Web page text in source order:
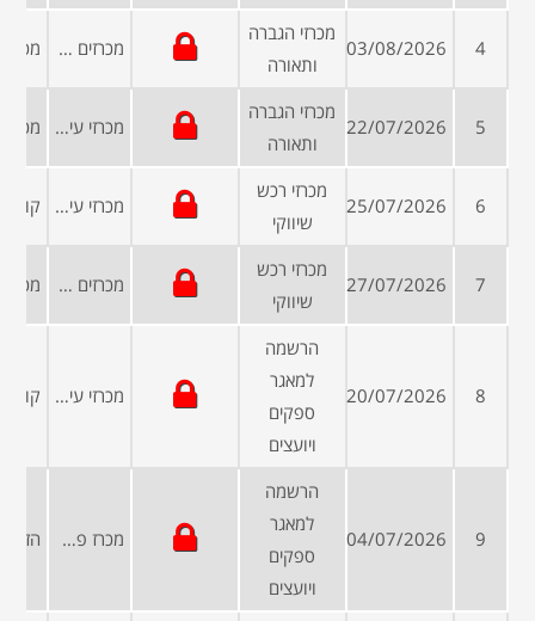
4
03/08/2026
מכרזי הגברה
ותאורה
מכרזים פומביים
5
22/07/2026
מכרזי הגברה
ותאורה
מכרזי עיריות ומועצות
6
25/07/2026
מכרזי רכש
שיווקי
מכרזי עיריות ומועצות
7
27/07/2026
מכרזי רכש
שיווקי
מכרזים פומביים
8
20/07/2026
הרשמה
למאגר
ספקים
ויועצים
מכרזי עיריות ומועצות
9
04/07/2026
הרשמה
למאגר
ספקים
ויועצים
מכרז פרטי